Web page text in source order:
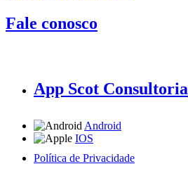
Fale conosco
App Scot Consultoria
Android
IOS
Política de Privacidade